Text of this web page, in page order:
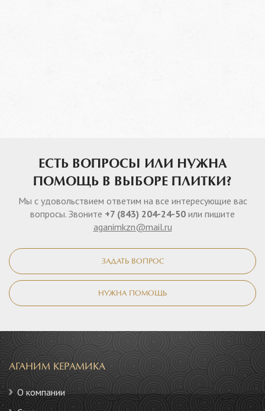
ЕСТЬ ВОПРОСЫ ИЛИ НУЖНА
ПОМОЩЬ В ВЫБОРЕ ПЛИТКИ?
Мы с удовольствием ответим на все интересующие вас
вопросы. Звоните +7 (843) 204-24-50 или пишите
aganimkzn@mail.ru
ЗАДАТЬ ВОПРОС
НУЖНА ПОМОЩЬ
АГАНИМ КЕРАМИКА
О компании